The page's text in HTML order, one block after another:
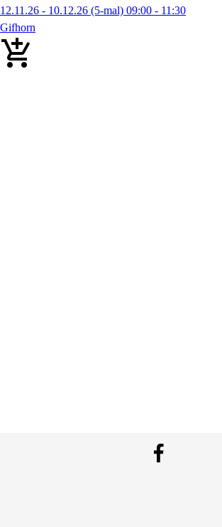
12.11.26 - 10.12.26 (5-mal) 09:00 - 11:30
Gifhorn